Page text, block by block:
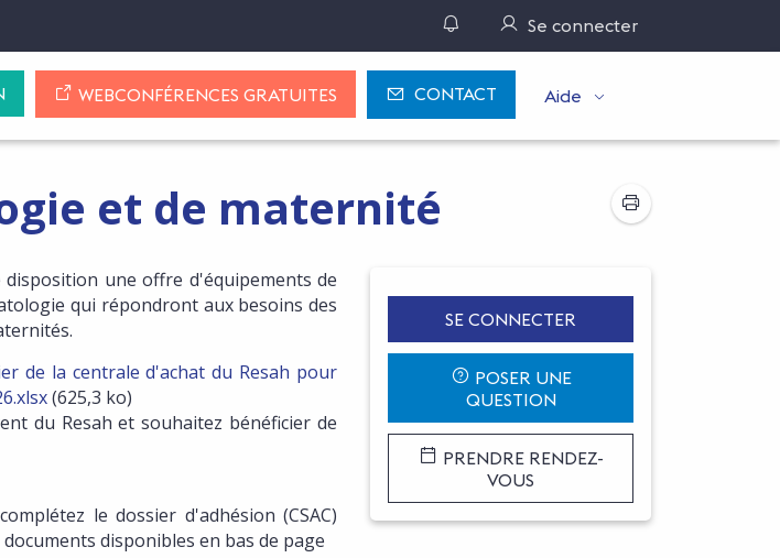
Gérer ses notifications
Se connecter
WEBCONFÉRENCES GRATUITES CONTACT Aide
et de maternité
DE CETTE OFFRE
disposition une offre d'équipements de
qui répondront aux besoins des
de la centrale d'achat du Resah pour
(625,3 ko)
du Resah et souhaitez bénéficier de
le dossier d'adhésion (CSAC)
disponibles en bas de page
SE CONNECTER
POSER UNE
QUESTION
PRENDRE RENDEZ-
VOUS